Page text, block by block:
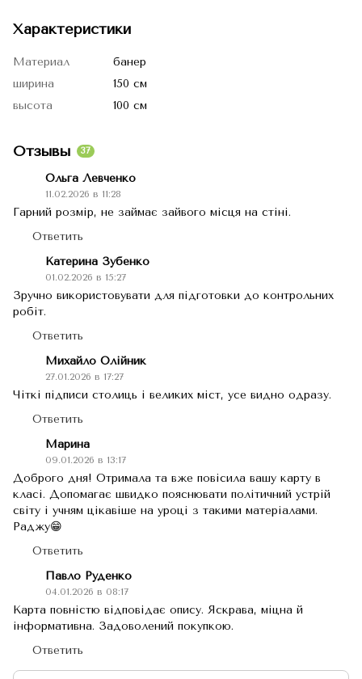
Характеристики
Материал
банер
ширина
150 см
высота
100 см
Отзывы 37
Ольга Левченко
11.02.2026 в 11:28
Гарний розмір, не займає зайвого місця на стіні.
Ответить
Катерина Зубенко
01.02.2026 в 15:27
Зручно використовувати для підготовки до контрольних
робіт.
Ответить
Михайло Олійник
27.01.2026 в 17:27
Чіткі підписи столиць і великих міст, усе видно одразу.
Ответить
Марина
09.01.2026 в 13:17
Доброго дня! Отримала та вже повісила вашу карту в
класі. Допомагає швидко пояснювати політичний устрій
світу і учням цікавіше на уроці з такими матеріалами.
Раджу😁
Ответить
Павло Руденко
04.01.2026 в 08:17
Карта повністю відповідає опису. Яскрава, міцна й
інформативна. Задоволений покупкою.
Ответить